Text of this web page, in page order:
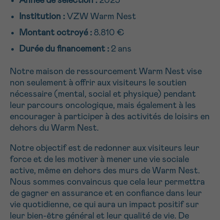
Institution : VZW Warm Nest
Montant octroyé : 8.810 €
Durée du financement : 2 ans
Notre maison de ressourcement Warm Nest vise
non seulement à offrir aux visiteurs le soutien
nécessaire (mental, social et physique) pendant
leur parcours oncologique, mais également à les
encourager à participer à des activités de loisirs en
dehors du Warm Nest.
Notre objectif est de redonner aux visiteurs leur
force et de les motiver à mener une vie sociale
active, même en dehors des murs de Warm Nest.
Nous sommes convaincus que cela leur permettra
de gagner en assurance et en confiance dans leur
vie quotidienne, ce qui aura un impact positif sur
leur bien-être général et leur qualité de vie. De
Je souhaite être rappelé.e
En savoir plus sur Cancerinfo
E-MAIL
VOTRE QUESTION
Je souhaite recevoir la Newsletter
16h-18h
Suivant